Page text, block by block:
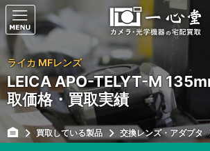
ライカ MFレンズ
LEICA APO-TELYT-M
取価格・買取実績
買取している製品 交換レンズ・アダプタ